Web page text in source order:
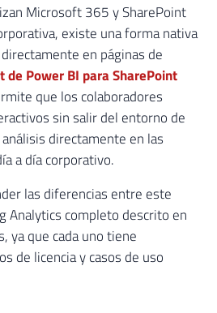
Microsoft 365 y SharePoint
existe una forma nativa
en páginas de
de Power BI para SharePoint
que los colaboradores
sin salir del entorno de
directamente en las
a día corporativo.
las diferencias entre este
Analytics completo descrito en
ya que cada uno tiene
de licencia y casos de uso